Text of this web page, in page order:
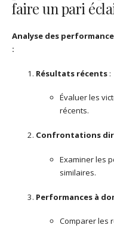
faire un pari
Analyse des
:
Résultats récents :
Évaluer les
récents.
Confrontations
Examiner les
similaires.
Performances à
Comparer les